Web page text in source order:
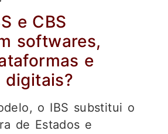
e CBS
softwares,
e
digitais?
o IBS substitui o
de Estados e